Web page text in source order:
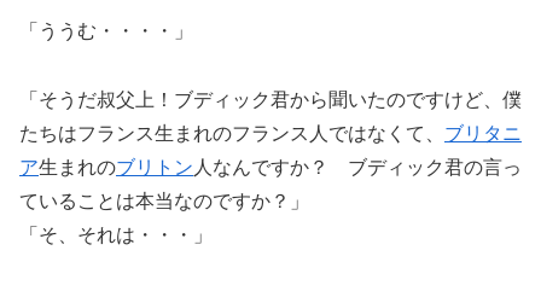
「ううむ・・・・」
「そうだ叔父上！ブディック君から聞いたのですけど、僕
たちはフランス生まれのフランス人ではなくて、 ブリタニ
ア生まれのブリトン 人なんですか？ ブディック君の言っ
ていることは本当なのですか？」
「そ、それは・・・」